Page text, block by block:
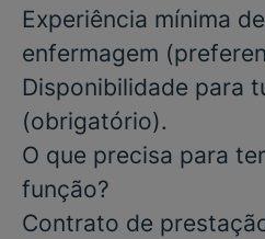
Experiência mínima
enfermagem
Disponibilidade para
(obrigatório).
O que precisa para
função?
Contrato de